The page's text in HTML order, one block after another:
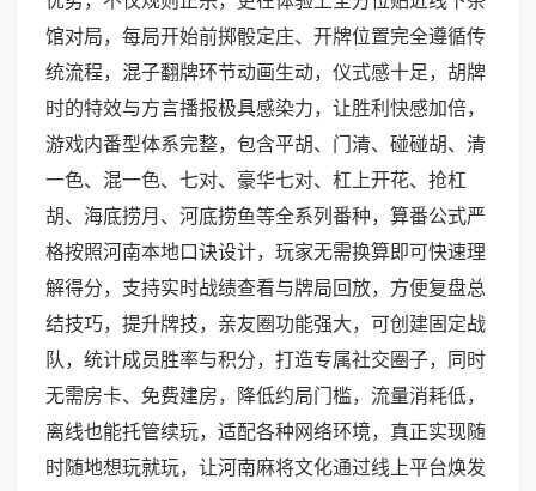
馆对局，每局开始前掷骰定庄、开牌位置完全遵循传
统流程，混子翻牌环节动画生动，仪式感十足，胡牌
时的特效与方言播报极具感染力，让胜利快感加倍，
游戏内番型体系完整，包含平胡、门清、碰碰胡、清
一色、混一色、七对、豪华七对、杠上开花、抢杠
胡、海底捞月、河底捞鱼等全系列番种，算番公式严
格按照河南本地口诀设计，玩家无需换算即可快速理
解得分，支持实时战绩查看与牌局回放，方便复盘总
结技巧，提升牌技，亲友圈功能强大，可创建固定战
队，统计成员胜率与积分，打造专属社交圈子，同时
无需房卡、免费建房，降低约局门槛，流量消耗低，
离线也能托管续玩，适配各种网络环境，真正实现随
时随地想玩就玩，让河南麻将文化通过线上平台焕发